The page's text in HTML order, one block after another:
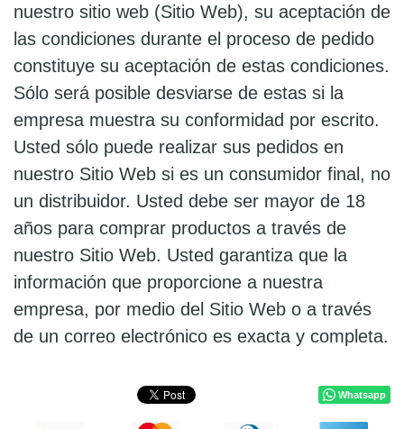
nuestro sitio web (Sitio Web), su aceptación de
las condiciones durante el proceso de pedido
constituye su aceptación de estas condiciones.
Sólo será posible desviarse de estas si la
empresa muestra su conformidad por escrito.
Usted sólo puede realizar sus pedidos en
nuestro Sitio Web si es un consumidor final, no
un distribuidor. Usted debe ser mayor de 18
años para comprar productos a través de
nuestro Sitio Web. Usted garantiza que la
información que proporcione a nuestra
empresa, por medio del Sitio Web o a través
de un correo electrónico es exacta y completa.
Whatsapp